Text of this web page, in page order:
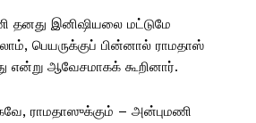
தனது இனிஷியலை மட்டுமே
பெயருக்குப் பின்னால் ராமதாஸ்
என்று ஆவேசமாகக் கூறினார்.
ராமதாஸுக்கும் – அன்புமணி